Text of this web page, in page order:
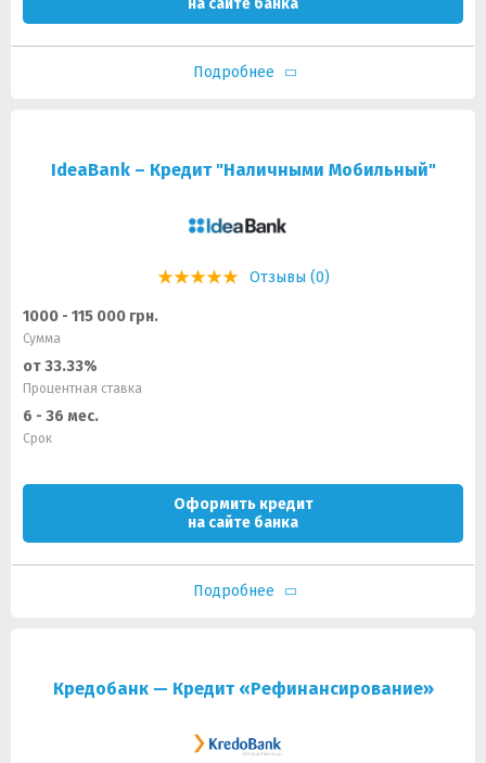
на сайте банка
Подробнее
IdeaBank – Кредит "Наличными Мобильный"
Отзывы (0)
1000 - 115 000 грн.
Сумма
от 33.33%
Процентная ставка
6 - 36 мес.
Срок
Оформить кредит
на сайте банка
Подробнее
Кредобанк — Кредит «Рефинансирование»